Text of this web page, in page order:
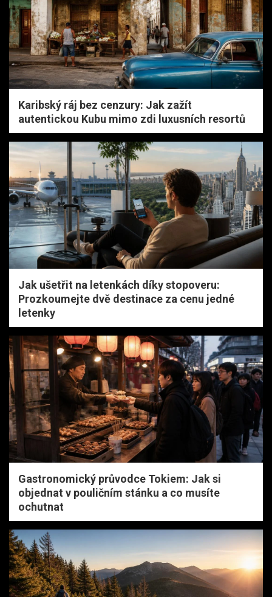
Karibský ráj bez cenzury: Jak zažít
autentickou Kubu mimo zdi luxusních resortů
Jak ušetřit na letenkách díky stopoveru:
Prozkoumejte dvě destinace za cenu jedné
letenky
Gastronomický průvodce Tokiem: Jak si
objednat v pouličním stánku a co musíte
ochutnat